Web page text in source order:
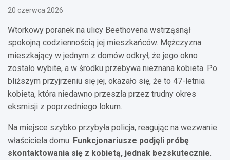
20 czerwca 2026
Wtorkowy poranek na ulicy Beethovena wstrząsnął
spokojną codziennością jej mieszkańców. Mężczyzna
mieszkający w jednym z domów odkrył, że jego okno
zostało wybite, a w środku przebywa nieznana kobieta. Po
bliższym przyjrzeniu się jej, okazało się, że to 47-letnia
kobieta, która niedawno przeszła przez trudny okres
eksmisji z poprzedniego lokum.
Na miejsce szybko przybyła policja, reagując na wezwanie
właściciela domu. Funkcjonariusze podjęli próbę
skontaktowania się z kobietą, jednak bezskutecznie.